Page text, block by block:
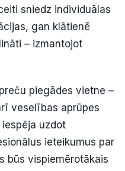
sniedz individuālas
gan klātienē
– izmantojot
piegādes vietne –
veselības aprūpes
uzdot
ieteikumus par
būs vispiemērotākais